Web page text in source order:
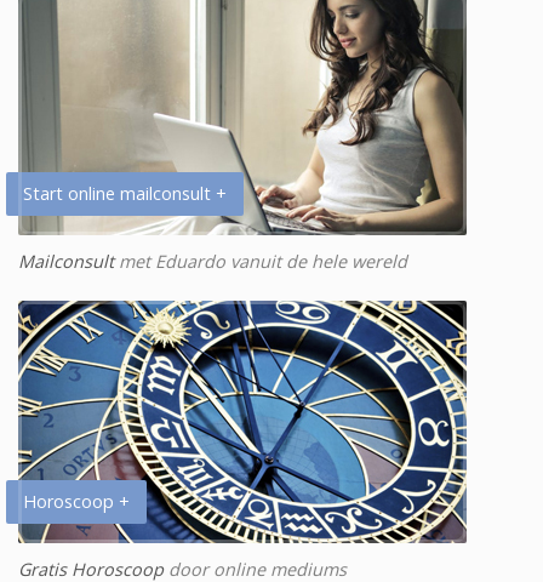
Start online mailconsult +
Mailconsultmet Eduardo vanuit de hele wereld
Horoscoop +
Gratis Horoscoopdoor online mediums